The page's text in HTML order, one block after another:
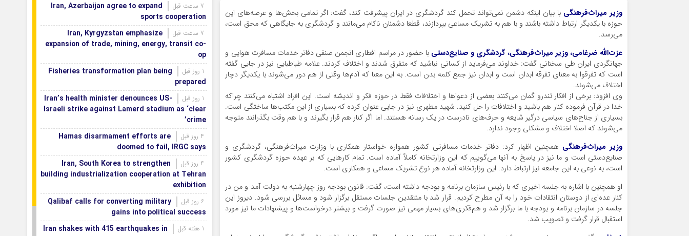
وزیر میراث‌فرهنگی با بیان اینکه دشمن نمی‌تواند تحمل کند گردشگری در ایران پیشرفت کند، گفت: اگر تمامی بخش‌ها و عرصه‌های این
حوزه با یکدیگر ارتباط داشته باشند و با هم به تشریک مساعی بپردازند، قطعا دشمنان ناکام می‌مانند و گردشگری به جایگاهی که محق است،
می‌رسد.
عزت‌الله ضرغامی، وزیر میراث‌فرهنگی، گردشگری و صنایع‌دستی با حضور در مراسم افطاری انجمن صنفی دفاتر خدمات مسافرت هوایی و
جهانگردی ایران طی سخنانی گفت: خداوند می‌فرماید از کسانی نباشید که متفرق شدند و اختلاف کردند.‌ علامه طباطبایی نیز در جایی گفته
است که تفرقوا به معنای تفرقه ابدان است و ابدان نیز جمع کلمه بدن است. به این معنا که آدم‌ها وقتی از هم دور می‌شوند با یکدیگر دچار
اختلاف می‌شوند.
وی افزود: برخی از افکار تندرو گمان می‌کنند بعضی از دعواها و اختلافات فقط در حوزه فکر و اندیشه است. این افراد اشتباه می‌کنند چراکه
خدا در قرآن فرموده کنار هم‌ باشید و اختلافات را حل کنید. شهید مطهری نیز در جایی عنوان کرده که بسیاری از این مکتب‌ها ساختگی است.
بسیاری از جناح‌های سیاسی درگیر شایعه و حرف‌های نادرست در یک رسانه هستند. اما اگر کنار هم قرار بگیرند و با هم وقت بگذرانند متوجه
می‌شوند که اصلا اختلاف و مشکلی وجود ندارد.
وزیر میراث‌فرهنگی همچنین اظهار کرد: دفاتر خدمات مسافرتی کشور همواره‌ خواستار همکاری با وزارت میراث‌فرهنگی، گردشگری و
صنایع‌دستی است و ما نیز در پاسخ به آنها می‌گوییم که این وزارتخانه کاملاً آماده است. تمام کارهایی که بر عهده حوزه گردشگری کشور
است، به نوعی به این جامعه نیز ارتباط دارد. این وزارتخانه آماده هر نوع تشریک مساعی و همکاری است.
او همچنین با اشاره به جلسه اخیری که با رئیس سازمان برنامه و بودجه داشته است، گفت: قانون بودجه روز چهارشنبه به دولت آمد و من در
کنار عده‌ای از دوستان انتقادات خود را به آن مطرح کردیم. قرار شد با منتقدین جلسات مستقل برگزار شود و مسائل بررسی شود. دیروز این
جلسه در سازمان برنامه و بودجه با ما برگزار شد و هم‌فکری‌های بسیار مهمی نیز صورت گرفت و بیشتر درخواست‌ها و پیشنهادات ما نیز مورد
استقبال قرار گرفت و تصویب شد.
Iran, Azerbaijan agree to expand
sports cooperation
Iran, Kyrgyzstan emphasize
expansion of trade, mining, energy, transit co-
op
Fisheries transformation plan being
prepared
Iran’s health minister denounces US-
Israeli strike against Lamerd stadium as ‘clear
crime’
Hamas disarmament efforts are
doomed to fail, IRGC says
Iran, South Korea to strengthen
building industrialization cooperation at Tehran
exhibition
Qalibaf calls for converting military
gains into political success
Iran shakes with 415 earthquakes in